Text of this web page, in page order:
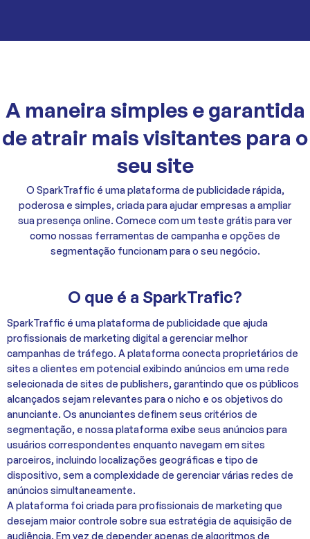
A maneira simples e garantida
de atrair mais visitantes para o
seu site
O SparkTraffic é uma plataforma de publicidade rápida,
poderosa e simples, criada para ajudar empresas a ampliar
sua presença online. Comece com um teste grátis para ver
como nossas ferramentas de campanha e opções de
segmentação funcionam para o seu negócio.
O que é a SparkTrafic?
SparkTraffic é uma plataforma de publicidade que ajuda
profissionais de marketing digital a gerenciar melhor
campanhas de tráfego. A plataforma conecta proprietários de
sites a clientes em potencial exibindo anúncios em uma rede
selecionada de sites de publishers, garantindo que os públicos
alcançados sejam relevantes para o nicho e os objetivos do
anunciante. Os anunciantes definem seus critérios de
segmentação, e nossa plataforma exibe seus anúncios para
usuários correspondentes enquanto navegam em sites
parceiros, incluindo localizações geográficas e tipo de
dispositivo, sem a complexidade de gerenciar várias redes de
anúncios simultaneamente.
A plataforma foi criada para profissionais de marketing que
desejam maior controle sobre sua estratégia de aquisição de
audiência. Em vez de depender apenas de algoritmos de